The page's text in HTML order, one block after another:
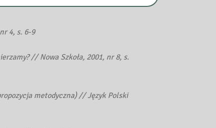
4, s. 6-9
// Nowa Szkoła, 2001, nr 8, s.
metodyczna) // Język Polski